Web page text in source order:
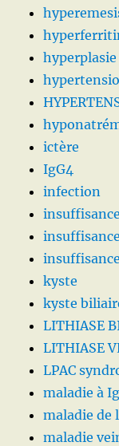
ictère
IgG4
infection
kyste
kyste
LITHIASE
LITHIASE
LPAC
maladie à
maladie de
maladie